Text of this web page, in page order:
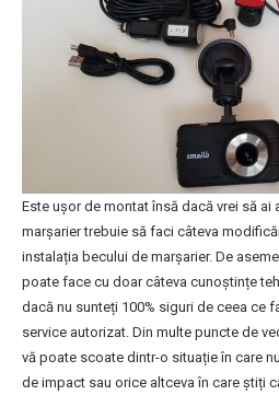
Este ușor de montat însă dacă vrei să ai
marșarier trebuie să faci câteva
instalația becului de marșarier. De
poate face cu doar câteva cunoștințe
dacă nu sunteți 100% siguri de ceea ce
service autorizat. Din multe puncte de
vă poate scoate dintr-o situație în care
de impact sau orice altceva în care știți